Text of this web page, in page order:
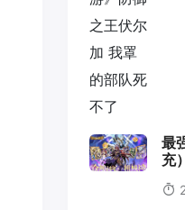
最
充）